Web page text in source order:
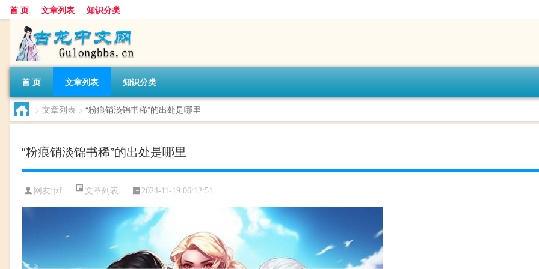
首 页 文章列表 知识分类
首 页 文章列表 知识分类
> 文章列表 > “粉痕销淡锦书稀”的出处是哪里
“粉痕销淡锦书稀”的出处是哪里
网友:jzf 文章列表 2024-11-19 06:12:51